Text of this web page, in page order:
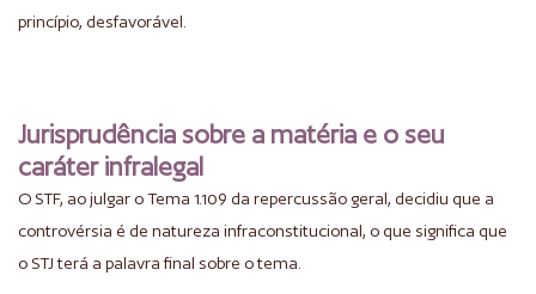
princípio, desfavorável.
Jurisprudência sobre a matéria e o seu
caráter infralegal
O STF, ao julgar o Tema 1.109 da repercussão geral, decidiu que a
controvérsia é de natureza infraconstitucional, o que significa que
o STJ terá a palavra final sobre o tema.